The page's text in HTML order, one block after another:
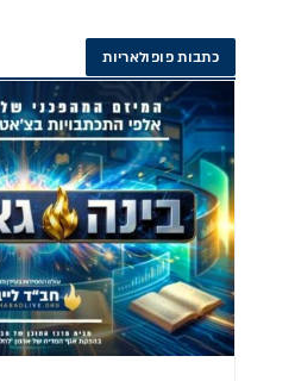
כתבות פופולאריות